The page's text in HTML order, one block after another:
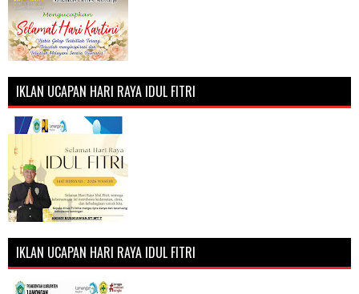
IKLAN UCAPAN HARI RAYA IDUL FITRI
IKLAN UCAPAN HARI RAYA IDUL FITRI